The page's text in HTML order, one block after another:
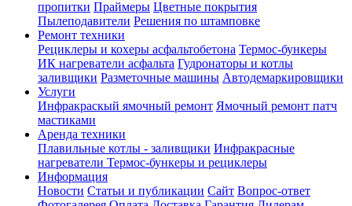
пропитки Праймеры Цветные покрытия
Пылеподавители Решения по штамповке
Ремонт техники
Рециклеры и кохеры асфальтобетона Термос-бункеры
ИК нагреватели асфальта Гудронаторы и котлы
заливщики Разметочные машины Автодемаркировщики
Услуги
Инфракраскый ямочный ремонт Ямочный ремонт патч
мастиками
Аренда техники
Плавильные котлы - заливщики Инфракрасные
нагреватели Термос-бункеры и рециклеры
Информация
Новости Статьи и публикации Сайт Вопрос-ответ